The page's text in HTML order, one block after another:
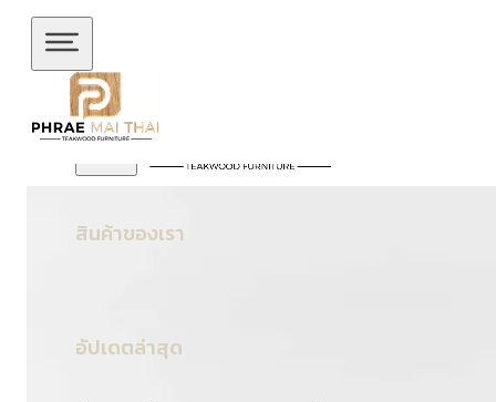
ข้ามไปยังเนื้อหาหลัก
สินค้าของเรา
อัปเดตล่าสุด